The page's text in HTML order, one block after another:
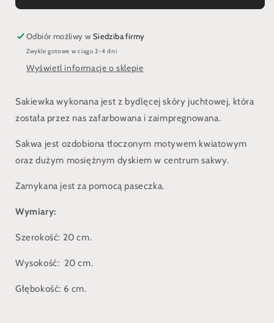
zdobiona
mosiądzem
w
stylu
zdobiona
mosiądzem
w
stylu
Odbiór możliwy w Siedziba firmy
Zwykle gotowe w ciągu 2-4 dni
Wyświetl informacje o sklepie
Sakiewka wykonana jest z bydlęcej skóry juchtowej, która
została przez nas zafarbowana i zaimpregnowana.
Sakwa jest ozdobiona tłoczonym motywem kwiatowym
oraz dużym mosiężnym dyskiem w centrum sakwy.
Zamykana jest za pomocą paseczka.
Wymiary:
Szerokość: 20 cm.
Wysokość: 20 cm.
Głębokość: 6 cm.